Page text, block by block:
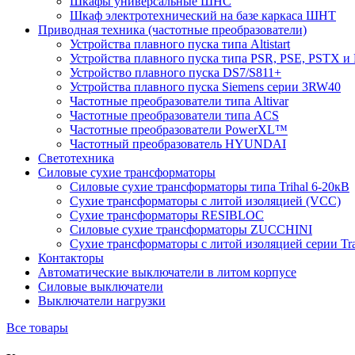
Шкаф электротехнический на базе каркаса ШНТ
Приводная техника (частотные преобразователи)
Устройства плавного пуска типа Altistart
Устройства плавного пуска типа PSR, PSE, PSTX и
Устройство плавного пуска DS7/S811+
Устройства плавного пуска Siemens серии 3RW40
Частотные преобразователи типа Altivar
Частотные преобразователи типа ACS
Частотные преобразователи PowerXL™
Частотный преобразователь HYUNDAI
Светотехника
Силовые сухие трансформаторы
Силовые сухие трансформаторы типа Trihal 6-20кВ
Сухие трансформаторы с литой изоляцией (VCC)
Сухие трансформаторы RESIBLOC
Силовые сухие трансформаторы ZUCCHINI
Сухие трансформаторы с литой изоляцией серии
Контакторы
Автоматические выключатели в литом корпусе
Силовые выключатели
Выключатели нагрузки
Все товары